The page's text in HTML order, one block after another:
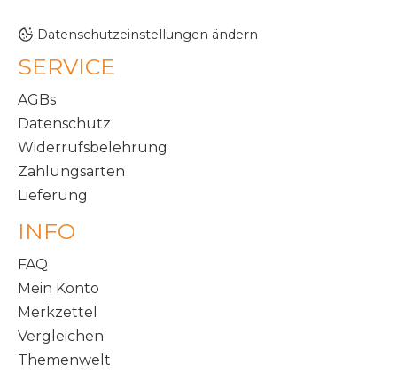
Datenschutzeinstellungen ändern
SERVICE
AGBs
Datenschutz
Widerrufsbelehrung
Zahlungsarten
Lieferung
INFO
FAQ
Mein Konto
Merkzettel
Vergleichen
Themenwelt